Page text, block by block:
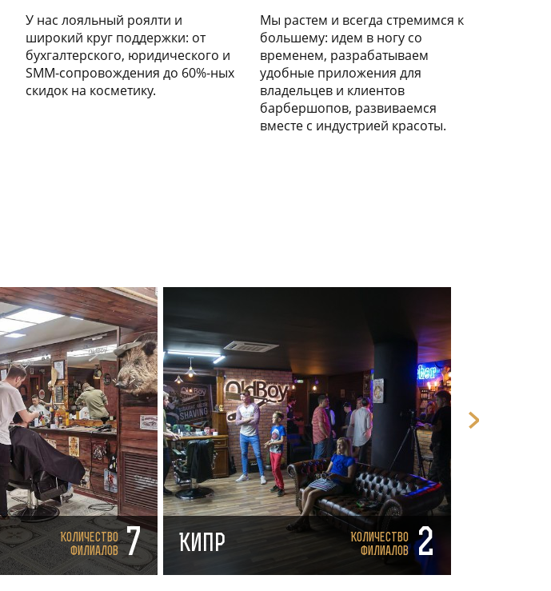
У нас лояльный роялти и
широкий круг поддержки: от
бухгалтерского, юридического и
SMM-сопровождения до 60%-ных
скидок на косметику.
Мы растем и всегда стремимся к
большему: идем в ногу со
временем, разрабатываем
удобные приложения для
владельцев и клиентов
барбершопов, развиваемся
вместе с индустрией красоты.
Количество
филиалов
7 Кипр
Количество
филиалов
2